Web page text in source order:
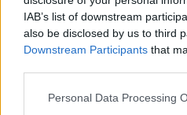
IAB’s list of downstream
also be disclosed by us to third
Downstream Participants that
Please note that this website/
Personal Data Processing
πτήσης και κάτω από τον
αεροδρόμια. Αυτό το
αεροδρόμια προορισμού.
Παρόμοια ήταν η εικόνα
τα σωματίδια αιθάλης.